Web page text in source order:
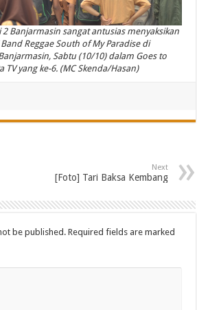
2 Banjarmasin sangat antusias menyaksikan
Reggae South of My Paradise di
Sabtu (10/10) dalam Goes to
yang ke-6. (MC Skenda/Hasan)
Next
[Foto] Tari Baksa Kembang
be published. Required fields are marked